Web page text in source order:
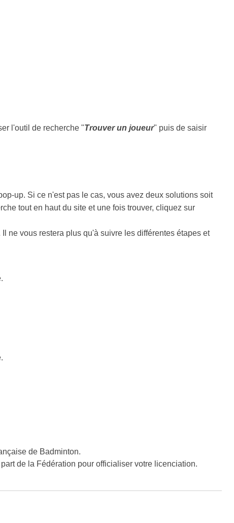
l'outil de recherche "Trouver un joueur" puis de saisir
up. Si ce n'est pas le cas, vous avez deux solutions soit
tout en haut du site et une fois trouver, cliquez sur
ne vous restera plus qu'à suivre les différentes étapes et
de Badminton.
de la Fédération pour officialiser votre licenciation.